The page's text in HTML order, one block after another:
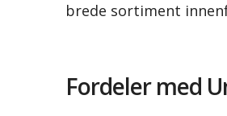
brede sortiment
Fordeler med